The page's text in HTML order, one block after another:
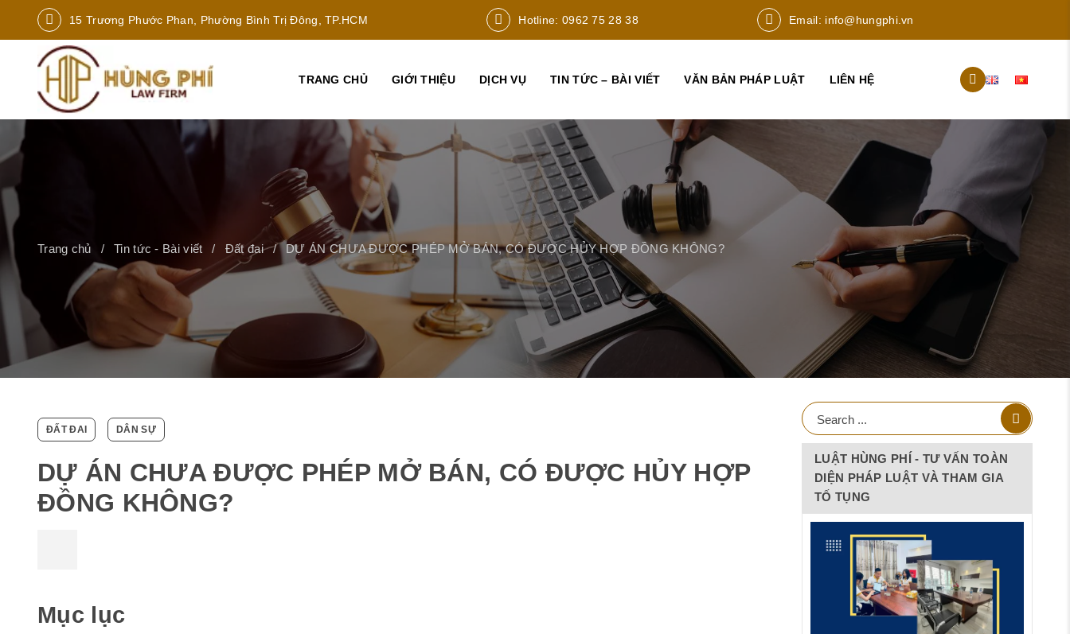
15 Trương Phước Phan, Phường Bình Trị Đông, TP.HCM Hotline: 0962 75 28 38 Email: info@hungphi.vn
TRANG CHỦ GIỚI THIỆU DỊCH VỤ TIN TỨC – BÀI VIẾT VĂN BẢN PHÁP LUẬT LIÊN HỆ
Trang chủ Tin tức - Bài viết Đất đai DỰ ÁN CHƯA ĐƯỢC PHÉP MỞ BÁN, CÓ ĐƯỢC HỦY HỢP ĐỒNG KHÔNG?
ĐẤT ĐAI DÂN SỰ
DỰ ÁN CHƯA ĐƯỢC PHÉP MỞ BÁN, CÓ ĐƯỢC HỦY HỢP
ĐỒNG KHÔNG?
Mục lục
LUẬT HÙNG PHÍ - TƯ VẤN TOÀN
DIỆN PHÁP LUẬT VÀ THAM GIA
TỐ TỤNG